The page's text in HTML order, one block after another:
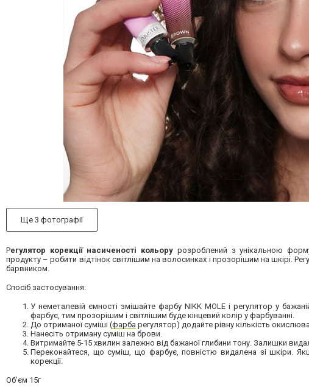
Ще 3 фотографії
Регулятор корекції насиченості кольору розроблений з унікальною
продукту – робити відтінок світлішим на волосинках і прозорішим на шкірі.
барвником.
Спосіб застосування:
У неметалевій ємності змішайте фарбу NIKK MOLE і регулятор у
фарбує, тим прозорішим і світлішим буде кінцевий колір у фарбуванні.
До отриманої суміші (фарба регулятор) додайте рівну кількість
Нанесіть отриману суміш на брови.
Витримайте 5-15 хвилин залежно від бажаної глибини тону. Залишки
Переконайтеся, що суміш, що фарбує, повністю видалена зі шкіри.
корекції.
Об’єм 15г